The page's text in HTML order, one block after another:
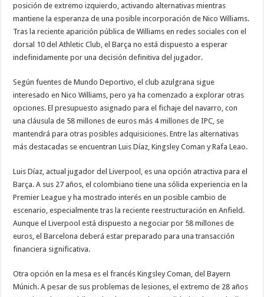
posición de extremo izquierdo, activando alternativas mientras
mantiene la esperanza de una posible incorporación de Nico Williams.
Tras la reciente aparición pública de Williams en redes sociales con el
dorsal 10 del Athletic Club, el Barça no está dispuesto a esperar
indefinidamente por una decisión definitiva del jugador.
Según fuentes de Mundo Deportivo, el club azulgrana sigue
interesado en Nico Williams, pero ya ha comenzado a explorar otras
opciones. El presupuesto asignado para el fichaje del navarro, con
una cláusula de 58 millones de euros más 4 millones de IPC, se
mantendrá para otras posibles adquisiciones. Entre las alternativas
más destacadas se encuentran Luis Díaz, Kingsley Coman y Rafa Leao.
Luis Díaz, actual jugador del Liverpool, es una opción atractiva para el
Barça. A sus 27 años, el colombiano tiene una sólida experiencia en la
Premier League y ha mostrado interés en un posible cambio de
escenario, especialmente tras la reciente reestructuración en Anfield.
Aunque el Liverpool está dispuesto a negociar por 58 millones de
euros, el Barcelona deberá estar preparado para una transacción
financiera significativa.
Otra opción en la mesa es el francés Kingsley Coman, del Bayern
Múnich. A pesar de sus problemas de lesiones, el extremo de 28 años